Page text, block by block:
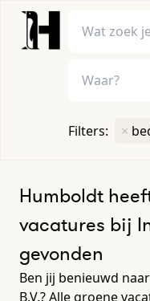
Filters: ×
Humboldt
vacatures bij
gevonden
Ben jij benieuwd
B.V.? Alle groene